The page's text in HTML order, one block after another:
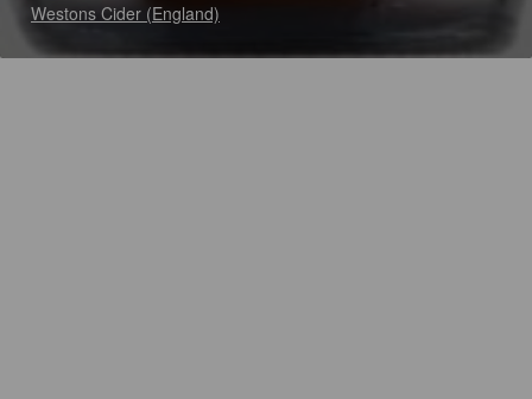
Westons Cider (England)